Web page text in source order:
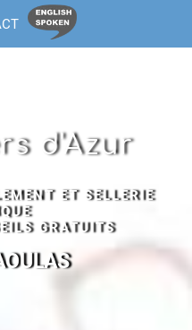
82
d'Azur
ET SELLERIE
GRATUITS